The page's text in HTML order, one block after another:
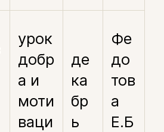
урок
добр
а и
моти
ваци
де
ка
бр
ь
Фе
до
тов
а
Е.Б